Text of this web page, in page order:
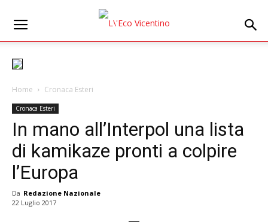
Home Cronaca Esteri
Cronaca Esteri
In mano all’Interpol una lista
di kamikaze pronti a colpire
l’Europa
Da Redazione Nazionale
22 Luglio 2017